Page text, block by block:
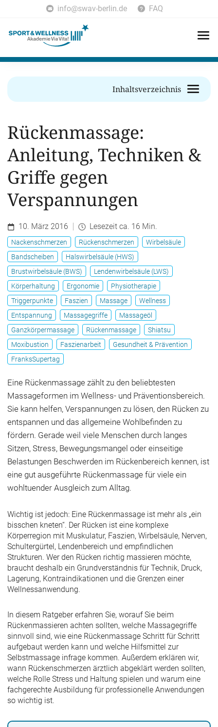
info@swav-berlin.de FAQ
Inhaltsverzeichnis
Rückenmassage:
Anleitung, Techniken &
Griffe gegen
Verspannungen
10. März 2016 Lesezeit ca. 16 Min.
Nackenschmerzen Rückenschmerzen
Wirbelsäule
Bandscheiben
Halswirbelsäule (HWS)
Brustwirbelsäule (BWS)
Lendenwirbelsäule (LWS)
Körperhaltung
Ergonomie
Physiotherapie
Triggerpunkte
Faszien Massage
Wellness
Entspannung
Massagegriffe
Massageöl
Ganzkörpermassage
Rückenmassage
Shiatsu
Moxibustion
Faszienarbeit
Gesundheit & Prävention
FranksSupertag
Eine Rückenmassage zählt zu den beliebtesten
Massageformen im Wellness- und Präventionsbereich.
Sie kann helfen, Verspannungen zu lösen, den Rücken zu
entspannen und das allgemeine Wohlbefinden zu
fördern. Gerade weil viele Menschen durch langes
Sitzen, Stress, Bewegungsmangel oder einseitige
Belastungen Beschwerden im Rückenbereich kennen, ist
eine gut ausgeführte Rückenmassage für viele ein
wohltuender Ausgleich zum Alltag.
Wichtig ist jedoch: Eine Rückenmassage ist mehr als „ein
bisschen kneten“. Der Rücken ist eine komplexe
Körperregion mit Muskulatur, Faszien, Wirbelsäule, Nerven,
Schultergürtel, Lendenbereich und empfindlichen
Strukturen. Wer den Rücken richtig massieren möchte,
braucht deshalb ein Grundverständnis für Technik, Druck,
Lagerung, Kontraindikationen und die Grenzen einer
Wellnessanwendung.
In diesem Ratgeber erfahren Sie, worauf Sie beim
Rückenmassieren achten sollten, welche Massagegriffe
sinnvoll sind, wie eine Rückenmassage Schritt für Schritt
aufgebaut werden kann und welche Hilfsmittel zur
Selbstmassage infrage kommen. Außerdem erklären wir,
wann Rückenschmerzen ärztlich abgeklärt werden sollten,
welche Rolle Stress und Haltung spielen und warum eine
fachgerechte Ausbildung für professionelle Anwendungen
so wichtig ist.